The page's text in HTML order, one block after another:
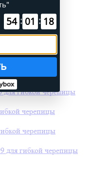
черепицы
черепицы
черепицы
черепицы
для гибкой черепицы
черепицы
черепицы
для гибкой черепицы
54 : 01 : 18